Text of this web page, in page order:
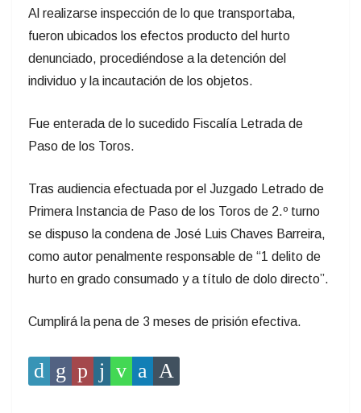
Al realizarse inspección de lo que transportaba,
fueron ubicados los efectos producto del hurto
denunciado, procediéndose a la detención del
individuo y la incautación de los objetos.
Fue enterada de lo sucedido Fiscalía Letrada de
Paso de los Toros.
Tras audiencia efectuada por el Juzgado Letrado de
Primera Instancia de Paso de los Toros de 2.º turno
se dispuso la condena de José Luis Chaves Barreira,
como autor penalmente responsable de “1 delito de
hurto en grado consumado y a título de dolo directo”.
Cumplirá la pena de 3 meses de prisión efectiva.